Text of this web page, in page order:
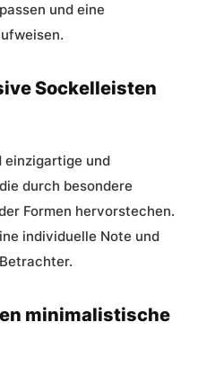
und eine
Sockelleisten
einzigartige und
durch besondere
Formen hervorstechen.
individuelle Note und
minimalistische